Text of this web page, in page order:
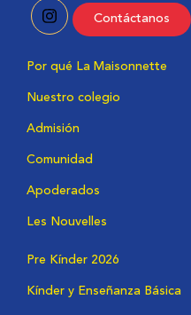
Contáctanos
Por qué La Maisonnette
Nuestro colegio
Admisión
Comunidad
Apoderados
Les Nouvelles
Pre Kínder 2026
Kínder y Enseñanza Básica